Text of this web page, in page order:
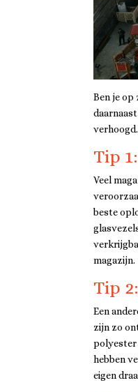
Ben je op
Tip
Veel
beste
magazijn.
Tip
Een
zijn zo
polyester
hebben
eigen